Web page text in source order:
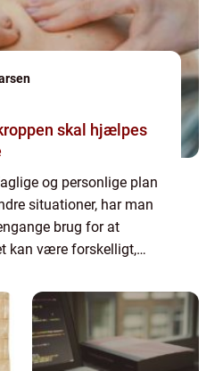
skal hjælpes
og personlige plan
situationer, har man
brug for at
kan være forskelligt,
dig. Heldigvis ...